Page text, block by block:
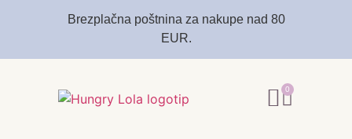
Brezplačna poštnina za nakupe nad 80
EUR.
0